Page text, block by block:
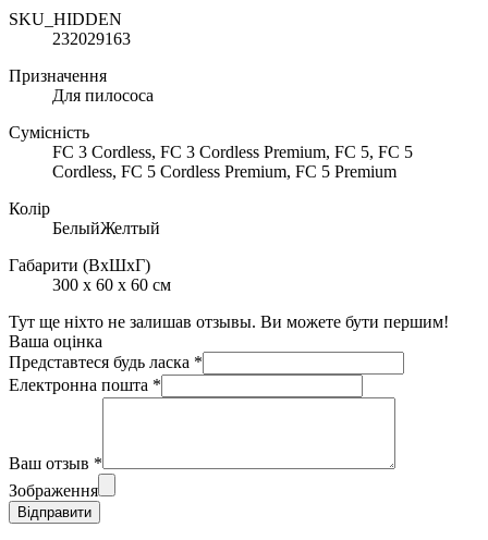
SKU_HIDDEN
232029163
Призначення
Для пилососа
Сумісність
FC 3 Cordless, FC 3 Cordless Premium, FC 5, FC 5
Cordless, FC 5 Cordless Premium, FC 5 Premium
Колір
БелыйЖелтый
Габарити (ВхШхГ)
300 x 60 x 60 см
Тут ще ніхто не залишав отзывы. Ви можете бути першим!
Ваша оцінка
Представтеся будь ласка *
Електронна пошта *
Ваш отзыв *
Зображення
Відправити